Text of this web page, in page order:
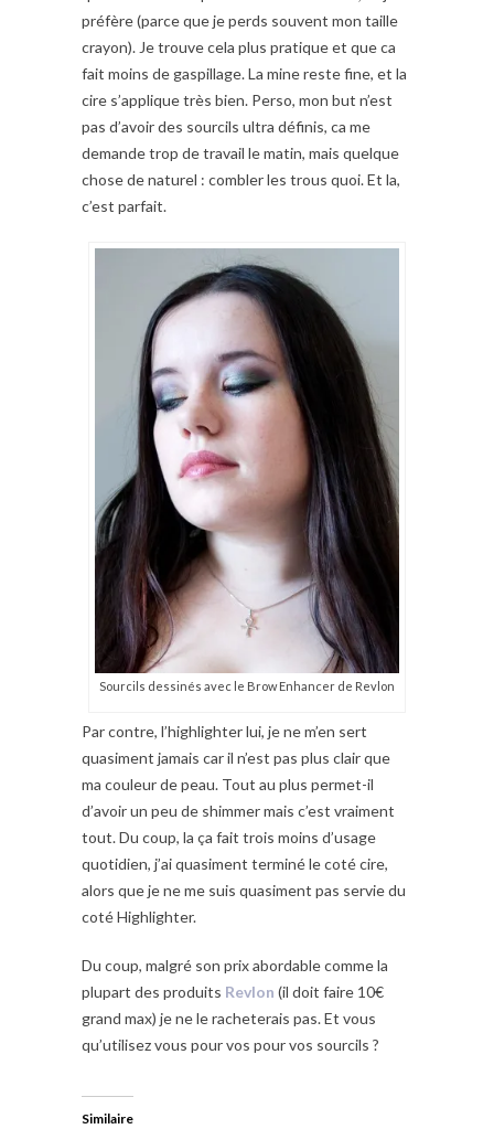
préfère (parce que je perds souvent mon taille
crayon). Je trouve cela plus pratique et que ca
fait moins de gaspillage. La mine reste fine, et la
cire s’applique très bien. Perso, mon but n’est
pas d’avoir des sourcils ultra définis, ca me
demande trop de travail le matin, mais quelque
chose de naturel : combler les trous quoi. Et la,
c’est parfait.
Sourcils dessinés avec le Brow Enhancer de Revlon
Par contre, l’highlighter lui, je ne m’en sert
quasiment jamais car il n’est pas plus clair que
ma couleur de peau. Tout au plus permet-il
d’avoir un peu de shimmer mais c’est vraiment
tout. Du coup, la ça fait trois moins d’usage
quotidien, j’ai quasiment terminé le coté cire,
alors que je ne me suis quasiment pas servie du
coté Highlighter.
Du coup, malgré son prix abordable comme la
plupart des produits Revlon (il doit faire 10€
grand max) je ne le racheterais pas. Et vous
qu’utilisez vous pour vos pour vos sourcils ?
Similaire